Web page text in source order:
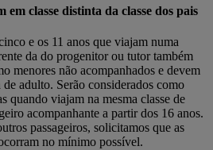
em classe distinta da classe dos pais
e os 11 anos que viajam numa
da do progenitor ou tutor também
menores não acompanhados e devem
adulto. Serão considerados como
quando viajam na mesma classe de
acompanhante a partir dos 16 anos.
passageiros, solicitamos que as
no mínimo possível.